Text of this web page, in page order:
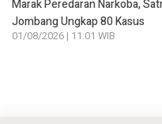
Marak Peredaran Narkoba,
Jombang Ungkap 80 Kasus
01/08/2026 | 11:01 WIB